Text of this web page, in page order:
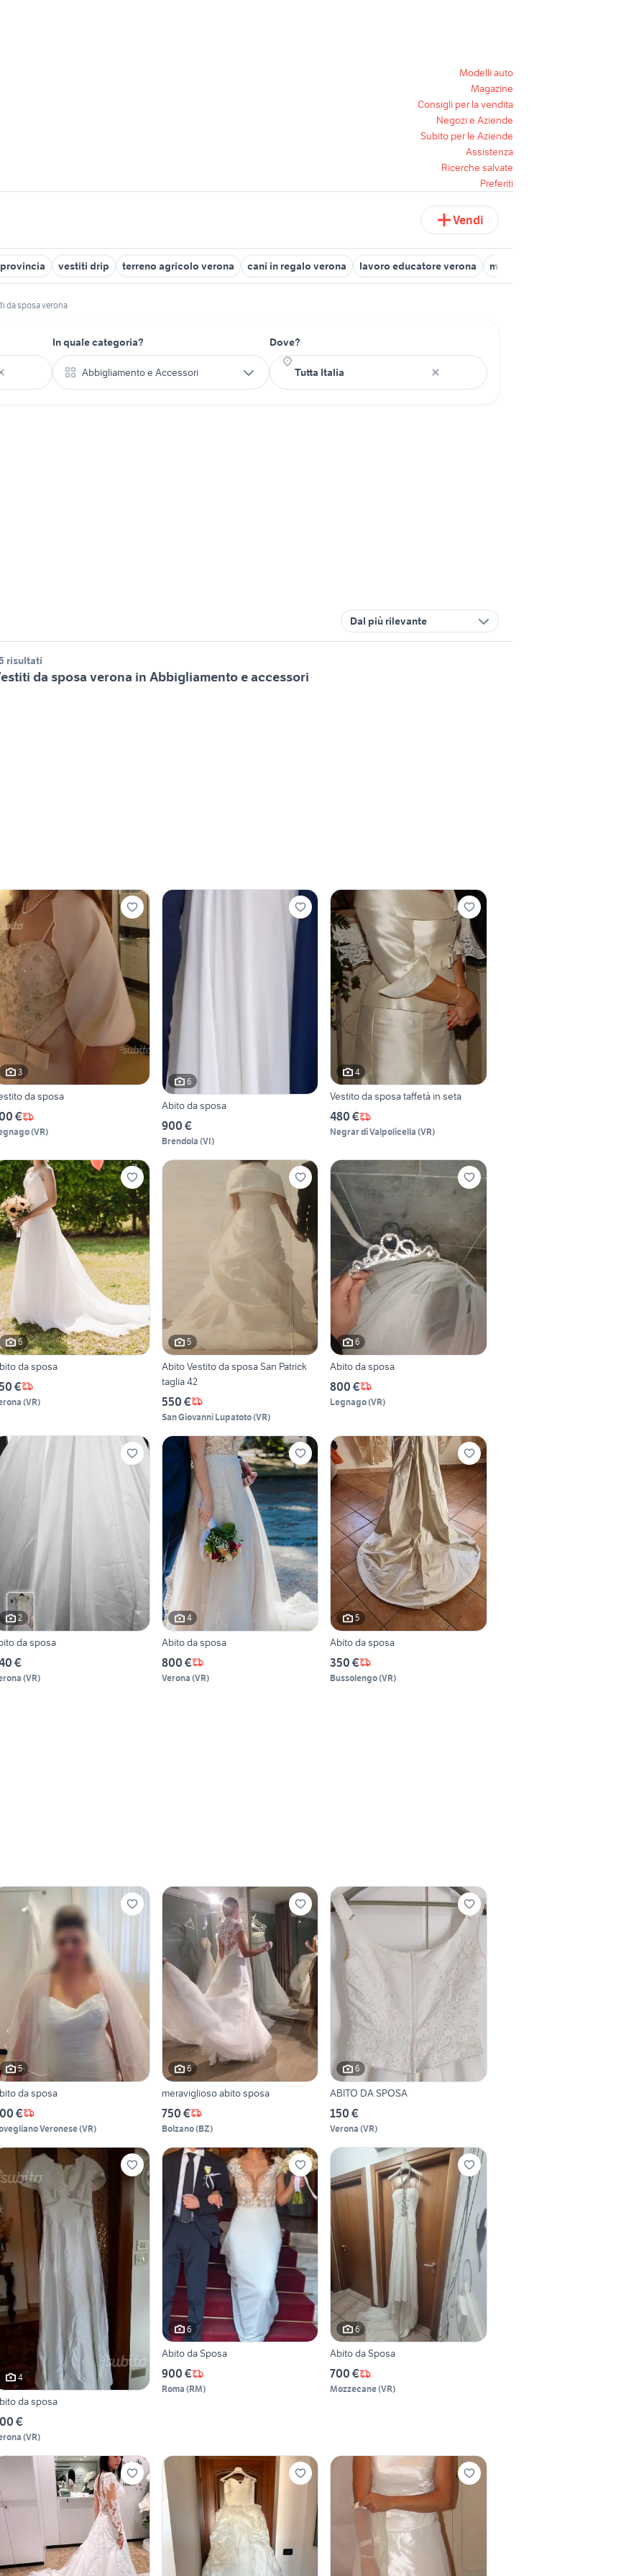
Modelli auto
Magazine
Consigli per la vendita
Negozi e Aziende
Subito per le Aziende
Assistenza
Ricerche salvate
Preferiti
Vendi
vestiti drip terreno agricolo verona cani in regalo verona lavoro educatore verona mercedes classe e Verona
da sposa verona
In quale categoria?
Abbigliamento e Accessori
Dove?
Dal più rilevante
risultati
da sposa verona in Abbigliamento e accessori
3
da sposa
€
(VR)
6
Abito da sposa
900 €
Brendola (VI)
4
Vestito da sposa taffetà in seta
480 €
Negrar di Valpolicella (VR)
6
da sposa
€
(VR)
5
Abito Vestito da sposa San Patrick
taglia 42
550 €
San Giovanni Lupatoto(VR)
6
Abito da sposa
800 €
Legnago(VR)
2
da sposa
€
(VR)
4
Abito da sposa
800 €
Verona (VR)
5
Abito da sposa
350 €
Bussolengo(VR)
5
da sposa
€
Veronese(VR)
6
meraviglioso abito sposa
750 €
Bolzano(BZ)
6
ABITO DA SPOSA
150 €
Verona (VR)
4
da sposa
€
(VR)
6
Abito da Sposa
900 €
Roma (RM)
6
Abito da Sposa
700 €
Mozzecane(VR)